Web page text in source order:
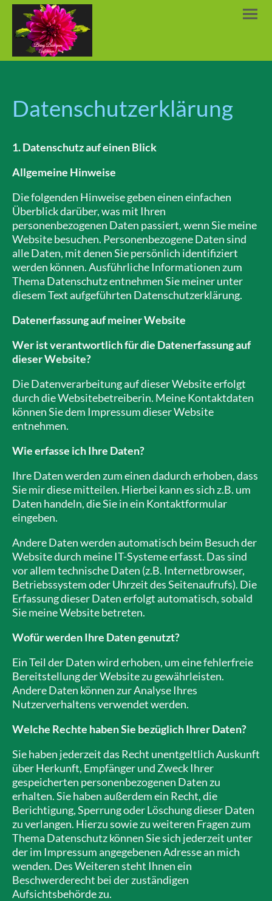
Datenschutzerklärung
1. Datenschutz auf einen Blick
Allgemeine Hinweise
Die folgenden Hinweise geben einen einfachen
Überblick darüber, was mit Ihren
personenbezogenen Daten passiert, wenn Sie meine
Website besuchen. Personenbezogene Daten sind
alle Daten, mit denen Sie persönlich identifiziert
werden können. Ausführliche Informationen zum
Thema Datenschutz entnehmen Sie meiner unter
diesem Text aufgeführten Datenschutzerklärung.
Datenerfassung auf meiner Website
Wer ist verantwortlich für die Datenerfassung auf
dieser Website?
Die Datenverarbeitung auf dieser Website erfolgt
durch die Websitebetreiberin. Meine Kontaktdaten
können Sie dem Impressum dieser Website
entnehmen.
Wie erfasse ich Ihre Daten?
Ihre Daten werden zum einen dadurch erhoben, dass
Sie mir diese mitteilen. Hierbei kann es sich z.B. um
Daten handeln, die Sie in ein Kontaktformular
eingeben.
Andere Daten werden automatisch beim Besuch der
Website durch meine IT-Systeme erfasst. Das sind
vor allem technische Daten (z.B. Internetbrowser,
Betriebssystem oder Uhrzeit des Seitenaufrufs). Die
Erfassung dieser Daten erfolgt automatisch, sobald
Sie meine Website betreten.
Wofür werden Ihre Daten genutzt?
Ein Teil der Daten wird erhoben, um eine fehlerfreie
Bereitstellung der Website zu gewährleisten.
Andere Daten können zur Analyse Ihres
Nutzerverhaltens verwendet werden.
Welche Rechte haben Sie bezüglich Ihrer Daten?
Sie haben jederzeit das Recht unentgeltlich Auskunft
über Herkunft, Empfänger und Zweck Ihrer
gespeicherten personenbezogenen Daten zu
erhalten. Sie haben außerdem ein Recht, die
Berichtigung, Sperrung oder Löschung dieser Daten
zu verlangen. Hierzu sowie zu weiteren Fragen zum
Thema Datenschutz können Sie sich jederzeit unter
der im Impressum angegebenen Adresse an mich
wenden. Des Weiteren steht Ihnen ein
Beschwerderecht bei der zuständigen
Aufsichtsbehörde zu.